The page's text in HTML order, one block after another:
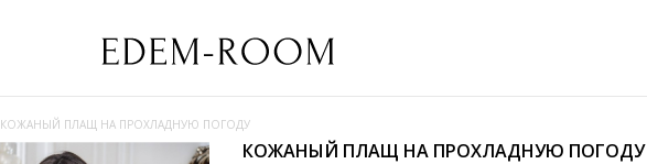
КОЖАНЫЙ ПЛАЩ НА ПРОХЛАДНУЮ ПОГОДУ
КОЖАНЫЙ ПЛАЩ НА ПРОХЛАДНУЮ ПОГОДУ